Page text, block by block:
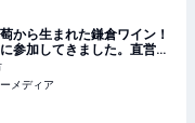
から生まれた鎌倉ワイン！
参加してきました。直営の
WINERYで、ワイン
ートを楽しんで来まし
メディア